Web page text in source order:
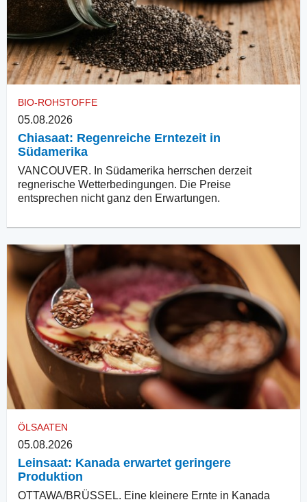
BIO-ROHSTOFFE
05.08.2026
Chiasaat: Regenreiche Erntezeit in
Südamerika
VANCOUVER. In Südamerika herrschen derzeit
regnerische Wetterbedingungen. Die Preise
entsprechen nicht ganz den Erwartungen.
ÖLSAATEN
05.08.2026
Leinsaat: Kanada erwartet geringere
Produktion
OTTAWA/BRÜSSEL. Eine kleinere Ernte in Kanada